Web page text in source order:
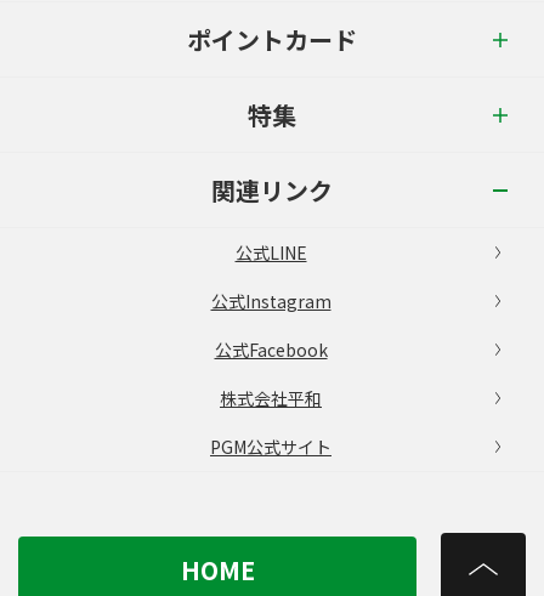
ポイントカード
特集
関連リンク
公式LINE
公式Instagram
公式Facebook
株式会社平和
PGM公式サイト
HOME